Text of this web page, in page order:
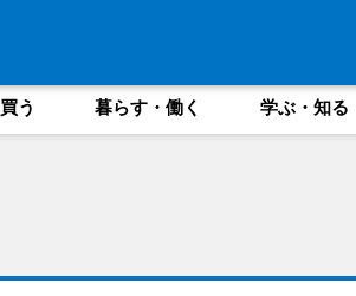
買う 暮らす・働く 学ぶ・知る